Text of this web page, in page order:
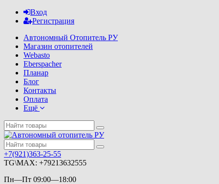
Вход
Регистрация
Автономный Отопитель РУ
Магазин отопителей
Webasto
Eberspacher
Планар
Блог
Контакты
Оплата
Ещё
+7(921)363-25-55
TG\MAX: +79213632555
Пн—Пт 09:00—18:00